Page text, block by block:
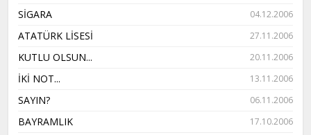
SİGARA 04.12.2006
ATATÜRK LİSESİ 27.11.2006
KUTLU OLSUN... 20.11.2006
İKİ NOT... 13.11.2006
SAYIN? 06.11.2006
BAYRAMLIK 17.10.2006